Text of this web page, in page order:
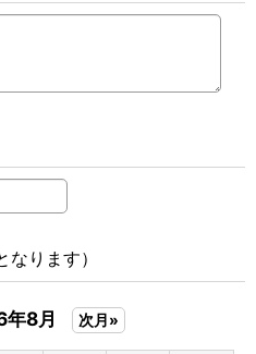
ります）
8月 次月»